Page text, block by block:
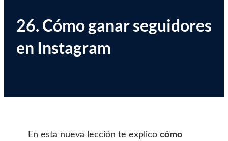
26. Cómo ganar seguidores
en Instagram
En esta nueva lección te explico cómo